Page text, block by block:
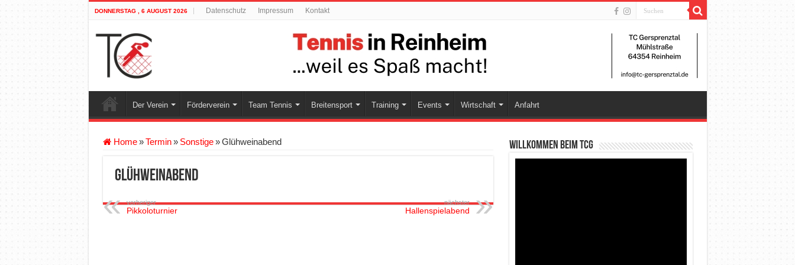
DONNERSTAG , 6 AUGUST 2026 Datenschutz Impressum Kontakt
Der Verein Förderverein Team Tennis Breitensport Training Events Wirtschaft Anfahrt
Home » Termin » Sonstige » Glühweinabend
Glühweinabend
vorheriger
Pikkoloturnier
nächster
Hallenspielabend
Willkommen beim TCG